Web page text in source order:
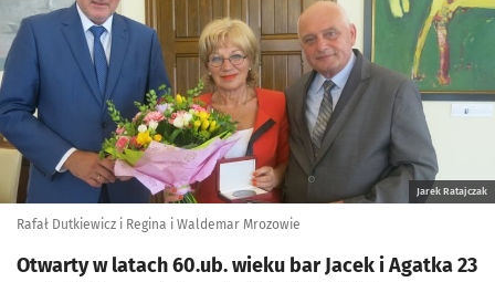
Jarek Ratajczak
Rafał Dutkiewicz i Regina i Waldemar Mrozowie
Otwarty w latach 60.ub. wieku bar Jacek i Agatka 23